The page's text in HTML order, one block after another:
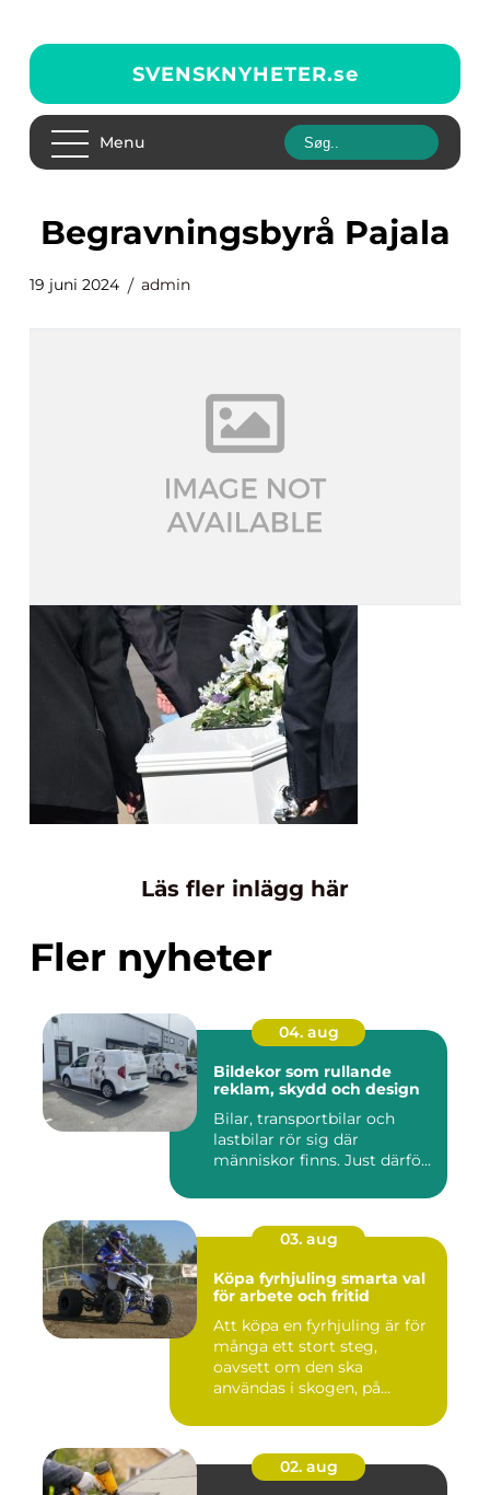
SVENSKNYHETER.se
Menu
Begravningsbyrå Pajala
19 juni 2024 admin
Läs fler inlägg här
Fler nyheter
04. aug
Bildekor som rullande
reklam, skydd och design
Bilar, transportbilar och
lastbilar rör sig där
människor finns. Just därfö...
03. aug
Köpa fyrhjuling smarta val
för arbete och fritid
Att köpa en fyrhjuling är för
många ett stort steg,
oavsett om den ska
användas i skogen, på
02. aug